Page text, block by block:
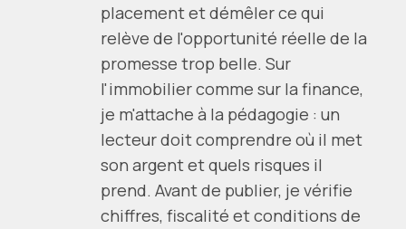
placement et démêler ce qui
relève de l'opportunité réelle de la
promesse trop belle. Sur
l'immobilier comme sur la finance,
je m'attache à la pédagogie : un
lecteur doit comprendre où il met
son argent et quels risques il
prend. Avant de publier, je vérifie
chiffres, fiscalité et conditions de